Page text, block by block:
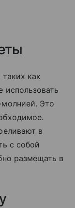
как
использовать
Это
в
с собой
размещать в